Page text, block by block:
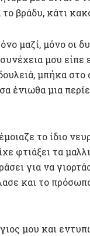
βράδυ, κάτι
μαζί, μόνο οι
μου είπε
μπήκα στο
ένιωθα μια
το ίδιο
φτιάξει τα
για να
και το
μου και